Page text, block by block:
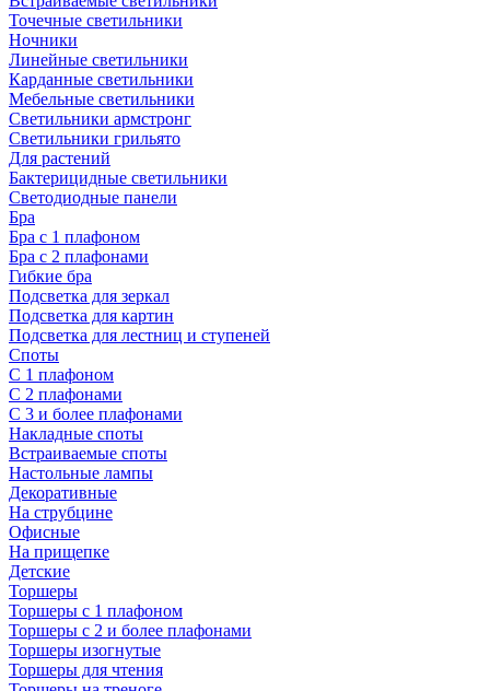
Точечные светильники
Ночники
Линейные светильники
Карданные светильники
Мебельные светильники
Светильники армстронг
Светильники грильято
Для растений
Бактерицидные светильники
Светодиодные панели
Бра
Бра с 1 плафоном
Бра с 2 плафонами
Гибкие бра
Подсветка для зеркал
Подсветка для картин
Подсветка для лестниц и ступеней
Споты
С 1 плафоном
С 2 плафонами
С 3 и более плафонами
Накладные споты
Встраиваемые споты
Настольные лампы
Декоративные
На струбцине
Офисные
На прищепке
Детские
Торшеры
Торшеры с 1 плафоном
Торшеры с 2 и более плафонами
Торшеры изогнутые
Торшеры для чтения